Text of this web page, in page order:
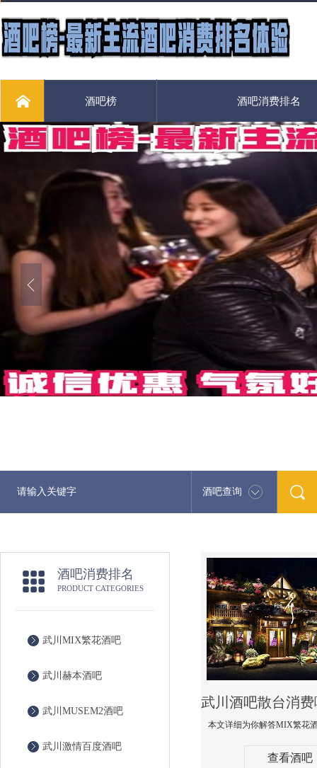
酒吧榜 酒吧消费排名
酒吧查询
酒吧消费排名
PRODUCT CATEGORIES
武川MIX繁花酒吧
武川赫本酒吧
武川MUSEM2酒吧
武川激情百度酒吧
查看酒吧